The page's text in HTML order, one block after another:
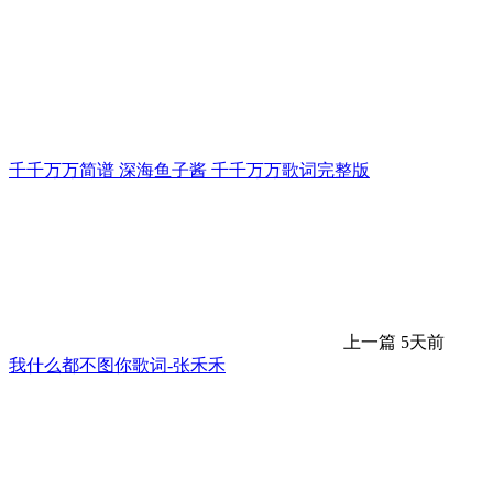
千千万万简谱 深海鱼子酱 千千万万歌词完整版
上一篇 5天前
我什么都不图你歌词-张禾禾